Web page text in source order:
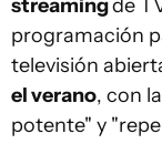
streamingde
programación
televisión
el verano, con
potente" y